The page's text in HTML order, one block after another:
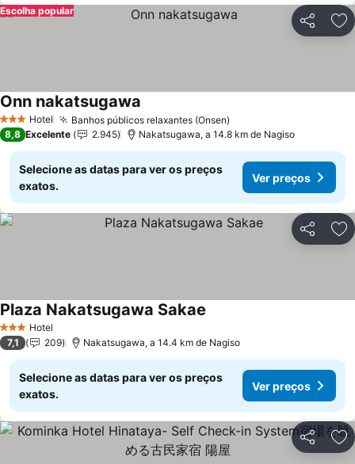
Partilhar
Escolha popular
3 EstrelasHotel Banhos públicos relaxantes (Onsen)
Onn nakatsugawa
8,8 Excelente 2.945 Nakatsugawa, a 14.8 km de Nagiso
Selecione as datas para ver os preços
exatos.
Ver preços
Partilhar
3 EstrelasHotel
Plaza Nakatsugawa Sakae
7,1 209 Nakatsugawa, a 14.4 km de Nagiso
Selecione as datas para ver os preços
exatos.
Ver preços
Partilhar